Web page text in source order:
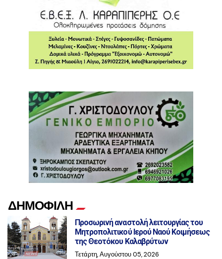
ΔΗΜΟΦΙΛΗ
Προσωρινή αναστολή λειτουργίας του
Μητροπολιτικού Ιερού Ναού Κοιμήσεως
της Θεοτόκου Καλαβρύτων
Τετάρτη, Αυγούστου 05, 2026